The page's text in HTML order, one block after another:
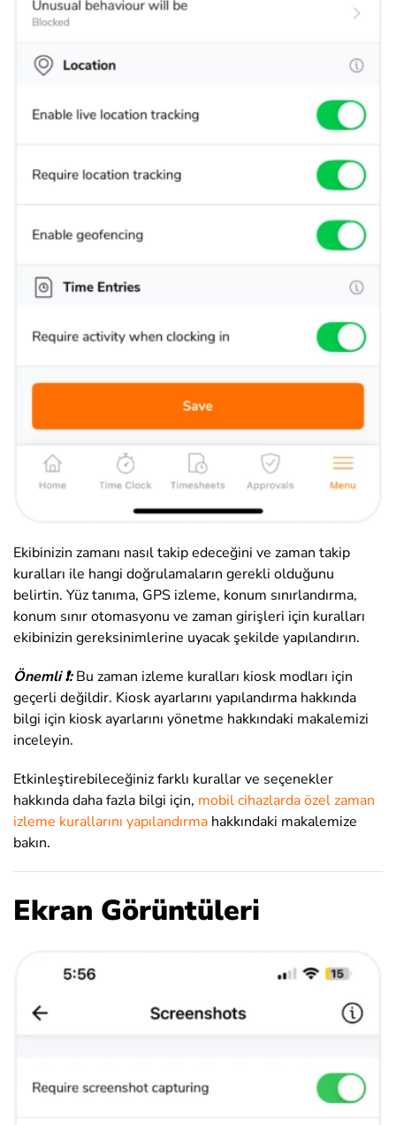
Ekibinizin zamanı nasıl takip edeceğini ve zaman takip
kuralları ile hangi doğrulamaların gerekli olduğunu
belirtin. Yüz tanıma, GPS izleme, konum sınırlandırma,
konum sınır otomasyonu ve zaman girişleri için kuralları
ekibinizin gereksinimlerine uyacak şekilde yapılandırın.
Önemli ❗: Bu zaman izleme kuralları kiosk modları için
geçerli değildir. Kiosk ayarlarını yapılandırma hakkında
bilgi için kiosk ayarlarını yönetme hakkındaki makalemizi
inceleyin.
Etkinleştirebileceğiniz farklı kurallar ve seçenekler
hakkında daha fazla bilgi için, mobil cihazlarda özel zaman
izleme kurallarını yapılandırma hakkındaki makalemize
bakın.
Ekran Görüntüleri